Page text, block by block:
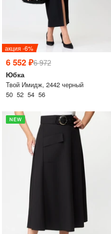
акция -6%
6 552 ₽6 972
Юбка
Твой Имидж, 2442 черный
50 52 54 56